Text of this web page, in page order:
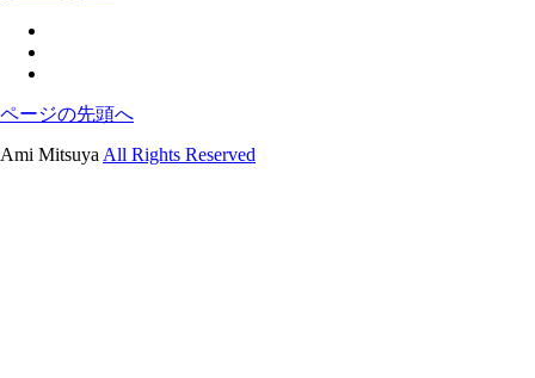
ページの先頭へ
Ami Mitsuya All Rights Reserved